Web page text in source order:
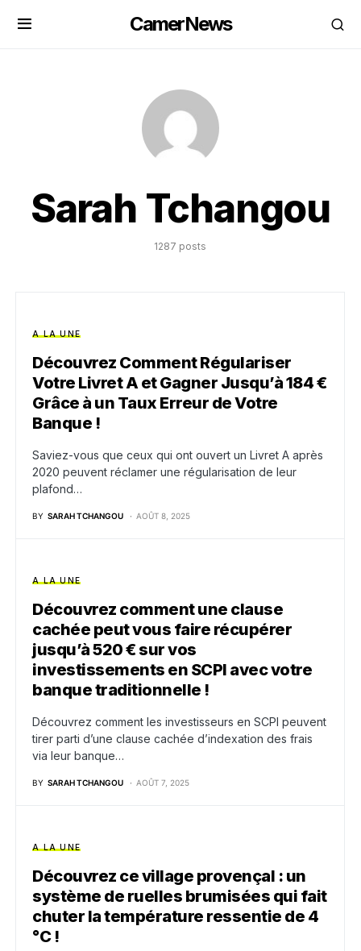
CamerNews
Sarah Tchangou
1287 posts
A LA UNE
Découvrez Comment Régulariser
Votre Livret A et Gagner Jusqu’à 184 €
Grâce à un Taux Erreur de Votre
Banque !
Saviez-vous que ceux qui ont ouvert un Livret A après
2020 peuvent réclamer une régularisation de leur
plafond…
BY SARAH TCHANGOU AOÛT 8, 2025
A LA UNE
Découvrez comment une clause
cachée peut vous faire récupérer
jusqu’à 520 € sur vos
investissements en SCPI avec votre
banque traditionnelle !
Découvrez comment les investisseurs en SCPI peuvent
tirer parti d’une clause cachée d’indexation des frais
via leur banque…
BY SARAH TCHANGOU AOÛT 7, 2025
A LA UNE
Découvrez ce village provençal : un
système de ruelles brumisées qui fait
chuter la température ressentie de 4
°C !